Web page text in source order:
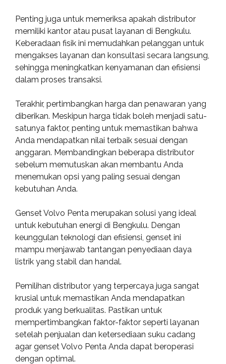
Penting juga untuk memeriksa apakah distributor
memiliki kantor atau pusat layanan di Bengkulu.
Keberadaan fisik ini memudahkan pelanggan untuk
mengakses layanan dan konsultasi secara langsung,
sehingga meningkatkan kenyamanan dan efisiensi
dalam proses transaksi.
Terakhir, pertimbangkan harga dan penawaran yang
diberikan. Meskipun harga tidak boleh menjadi satu-
satunya faktor, penting untuk memastikan bahwa
Anda mendapatkan nilai terbaik sesuai dengan
anggaran. Membandingkan beberapa distributor
sebelum memutuskan akan membantu Anda
menemukan opsi yang paling sesuai dengan
kebutuhan Anda.
Genset Volvo Penta merupakan solusi yang ideal
untuk kebutuhan energi di Bengkulu. Dengan
keunggulan teknologi dan efisiensi, genset ini
mampu menjawab tantangan penyediaan daya
listrik yang stabil dan handal.
Pemilihan distributor yang terpercaya juga sangat
krusial untuk memastikan Anda mendapatkan
produk yang berkualitas. Pastikan untuk
mempertimbangkan faktor-faktor seperti layanan
setelah penjualan dan ketersediaan suku cadang
agar genset Volvo Penta Anda dapat beroperasi
dengan optimal.